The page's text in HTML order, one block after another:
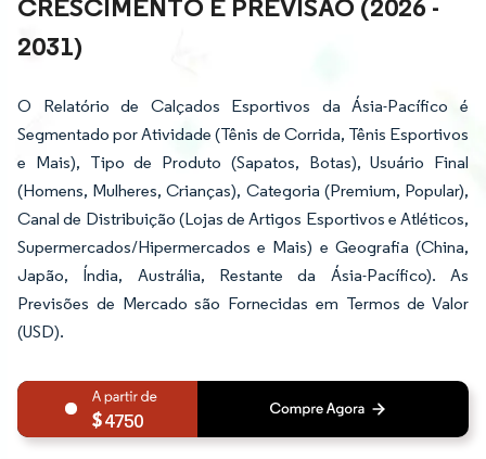
CRESCIMENTO E PREVISÃO (2026 -
2031)
O Relatório de Calçados Esportivos da Ásia-Pacífico é
Segmentado por Atividade (Tênis de Corrida, Tênis Esportivos
e Mais), Tipo de Produto (Sapatos, Botas), Usuário Final
(Homens, Mulheres, Crianças), Categoria (Premium, Popular),
Canal de Distribuição (Lojas de Artigos Esportivos e Atléticos,
Supermercados/Hipermercados e Mais) e Geografia (China,
Japão, Índia, Austrália, Restante da Ásia-Pacífico). As
Previsões de Mercado são Fornecidas em Termos de Valor
(USD).
4750